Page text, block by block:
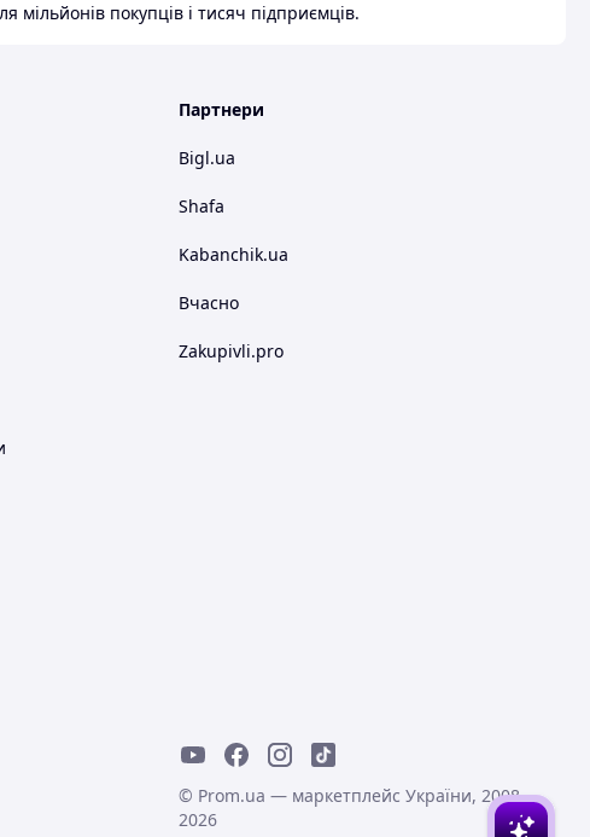
покупців і тисяч підприємців.
Партнери
Bigl.ua
Shafa
Kabanchik.ua
Вчасно
Zakupivli.pro
© Prom.ua — маркетплейс України, 2008-
2026